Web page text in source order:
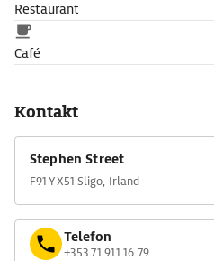
Restaurant
Café
Kontakt
Stephen Street
F91 YX51 Sligo, Irland
Telefon
+353 71 911 16 79